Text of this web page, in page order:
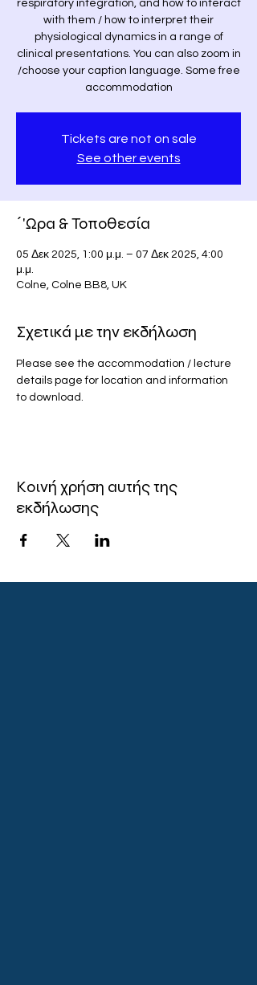
respiratory integration, and how to interact
with them / how to interpret their
physiological dynamics in a range of
clinical presentations. You can also zoom in
/choose your caption language. Some free
accommodation
Tickets are not on sale
See other events
΄'Ωρα & Τοποθεσία
05 Δεκ 2025, 1:00 μ.μ. – 07 Δεκ 2025, 4:00
μ.μ.
Colne, Colne BB8, UK
Σχετικά με την εκδήλωση
Please see the accommodation / lecture
details page for location and information
to download.
Κοινή χρήση αυτής της
εκδήλωσης